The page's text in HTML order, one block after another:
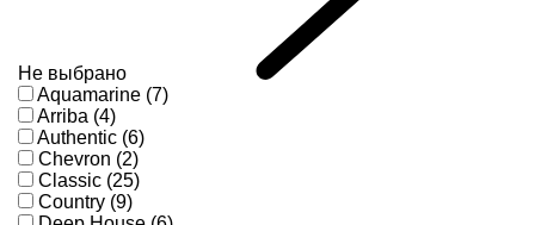
Не выбрано
Aquamarine (7)
Arriba (4)
Authentic (6)
Chevron (2)
Classic (25)
Country (9)